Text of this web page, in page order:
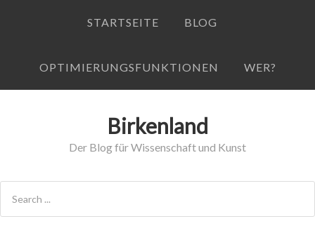
STARTSEITE BLOG
OPTIMIERUNGSFUNKTIONEN WER?
Birkenland
Der Blog für Wissenschaft und Kunst